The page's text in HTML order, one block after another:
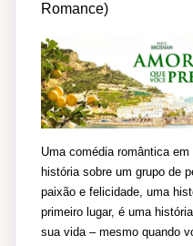
Romance)
Uma comédia romântica
história sobre um grupo de
paixão e felicidade, uma
primeiro lugar, é uma
sua vida – mesmo quando